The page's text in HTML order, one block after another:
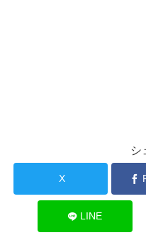
シ
X
LINE